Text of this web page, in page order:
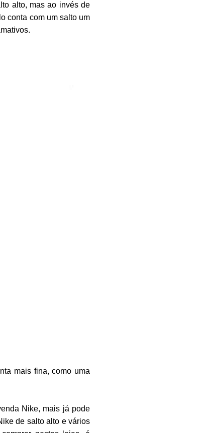
alto, mas ao invés de
conta com um salto um
mais fina, como uma
Nike, mais já pode
de salto alto e vários